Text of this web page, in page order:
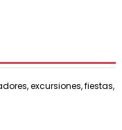
excursiones, fiestas,